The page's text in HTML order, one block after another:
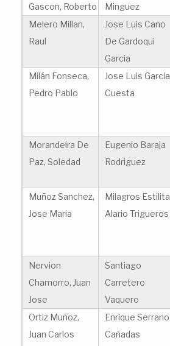
Gascon, Roberto
Minguez
Melero Millan,
Raul
Jose Luis Cano
De Gardoqui
Garcia
Milán Fonseca,
Pedro Pablo
Jose Luis Garcia
Cuesta
Morandeira De
Paz, Soledad
Eugenio Baraja
Rodriguez
Muñoz Sanchez,
Jose Maria
Milagros Estilita
Alario Trigueros
Nervion
Chamorro, Juan
Jose
Santiago
Carretero
Vaquero
Ortiz Muñoz,
Juan Carlos
Enrique Serrano
Cañadas